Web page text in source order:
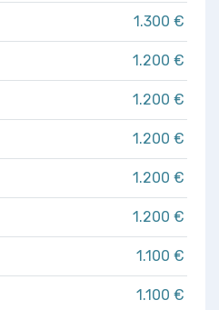
1.300 €
1.200 €
1.200 €
1.200 €
1.200 €
1.200 €
1.100 €
1.100 €